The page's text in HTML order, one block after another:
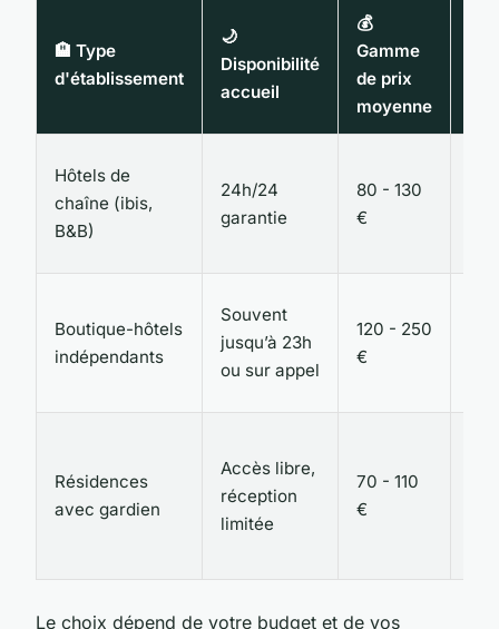
🏨 Type
d'établissement
🌙
Disponibilité
accueil
💰
Gamme
de prix
moyenne
Hôtels de
chaîne (ibis,
B&B)
24h/24
garantie
80 - 130
€
Boutique-hôtels
indépendants
Souvent
jusqu’à 23h
ou sur appel
120 - 250
€
Résidences
avec gardien
Accès libre,
réception
limitée
70 - 110
€
Le choix dépend de votre budget et de vos